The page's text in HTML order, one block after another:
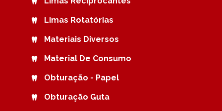
Limas Rotatórias
Materiais Diversos
Material De Consumo
Obturação - Papel
Obturação Guta